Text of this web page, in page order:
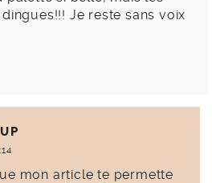
Je reste sans voix
mon article te permette